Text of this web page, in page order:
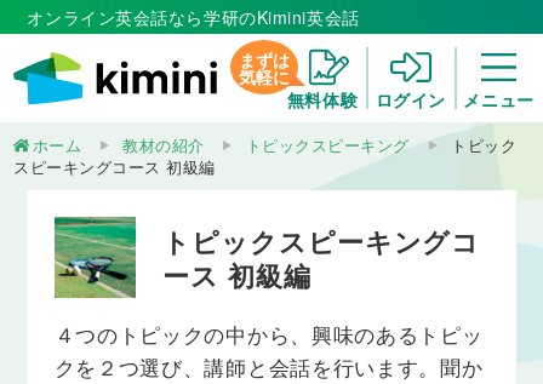
オンライン英会話なら学研のKimini英会話
まずは
気軽に
無料体験
ログイン メニュー
ホーム 教材の紹介 トピックスピーキング
トピック
スピーキングコース 初級編
トピックスピーキングコ
ース 初級編
４つのトピックの中から、興味のあるトピッ
クを２つ選び、講師と会話を行います。聞か